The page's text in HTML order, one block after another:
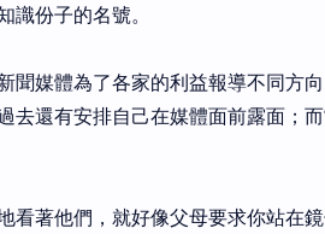
份子的名號。
聞媒體為了各家的利益報導不同方
還有安排自己在媒體面前露面；而
看著他們，就好像父母要求你站在